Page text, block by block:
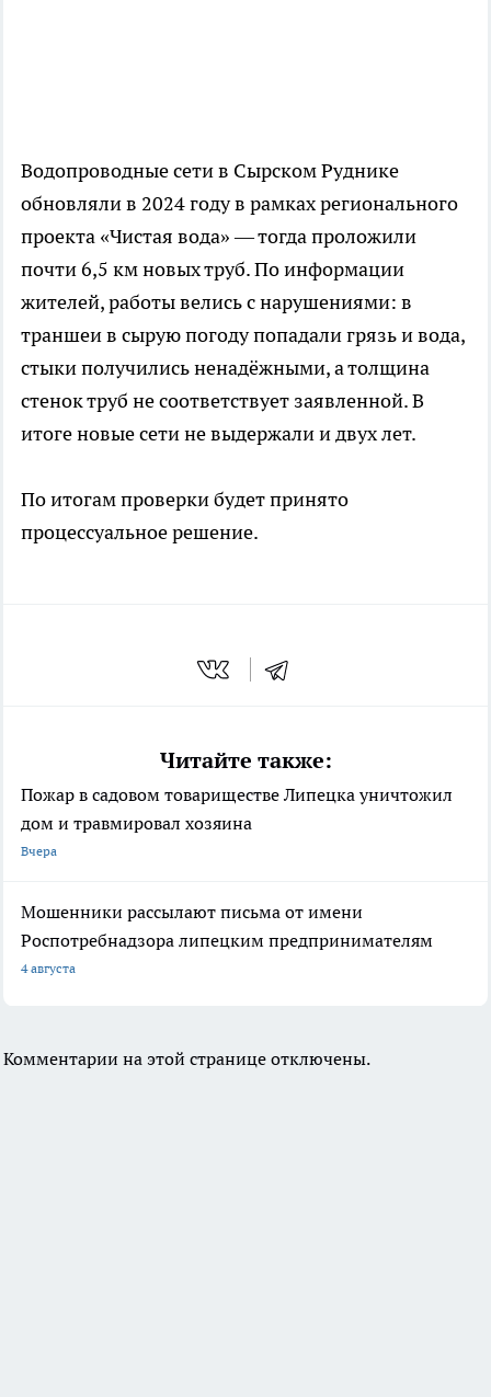
Водопроводные сети в Сырском Руднике
обновляли в 2024 году в рамках регионального
проекта «Чистая вода» — тогда проложили
почти 6,5 км новых труб. По информации
жителей, работы велись с нарушениями: в
траншеи в сырую погоду попадали грязь и вода,
стыки получились ненадёжными, а толщина
стенок труб не соответствует заявленной. В
итоге новые сети не выдержали и двух лет.
По итогам проверки будет принято
процессуальное решение.
Читайте также:
Пожар в садовом товариществе Липецка уничтожил
дом и травмировал хозяина
Вчера
Мошенники рассылают письма от имени
Роспотребнадзора липецким предпринимателям
4 августа
Комментарии на этой странице отключены.